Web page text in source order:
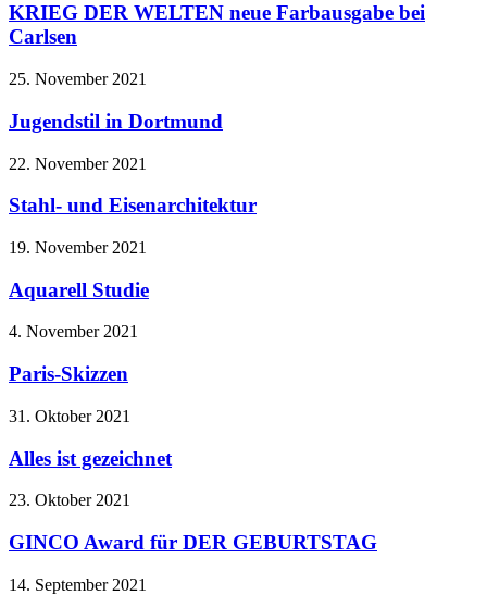
KRIEG DER WELTEN neue Farbausgabe bei
Carlsen
25. November 2021
Jugendstil in Dortmund
22. November 2021
Stahl- und Eisenarchitektur
19. November 2021
Aquarell Studie
4. November 2021
Paris-Skizzen
31. Oktober 2021
Alles ist gezeichnet
23. Oktober 2021
GINCO Award für DER GEBURTSTAG
14. September 2021